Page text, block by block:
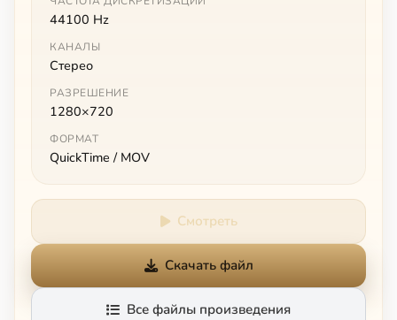
44100 Hz
КАНАЛЫ
Стерео
РАЗРЕШЕНИЕ
1280×720
ФОРМАТ
QuickTime / MOV
Смотреть
Скачать файл
Все файлы произведения